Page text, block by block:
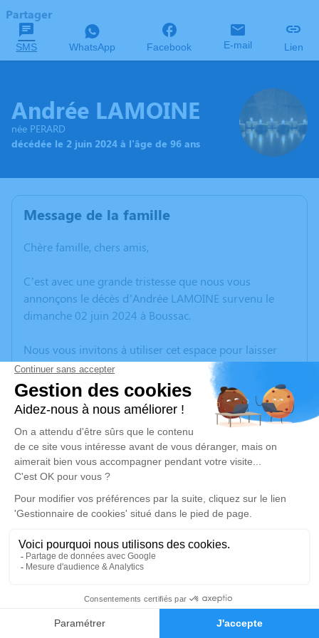
Faire-part Hommages
Partager
SMS WhatsApp Facebook E-mail Lien
Andrée LAMOINE
née PERARD
décédée le 2 juin 2024 à l'âge de 96 ans
Message de la famille
Chère famille, chers amis,
C’est avec une grande tristesse que nous vous
annonçons le décès d’Andrée LAMOINE survenu le
dimanche 02 juin 2024 à Boussac.
Nous vous invitons à utiliser cet espace pour laisser
vos condoléances, partager des photos souvenirs, une
anecdote ou exprimer vos pensées à travers des
poèmes ou des textes. Cet endroit est un lieu
d'expression dédié à honorer la mémoire d’Andrée
LAMOINE.
Un service de plantation d’arbre hommage est
disponible ici.
Je rends hommage
Cérémonie religieuse
Église de Boussac
23600 Boussac